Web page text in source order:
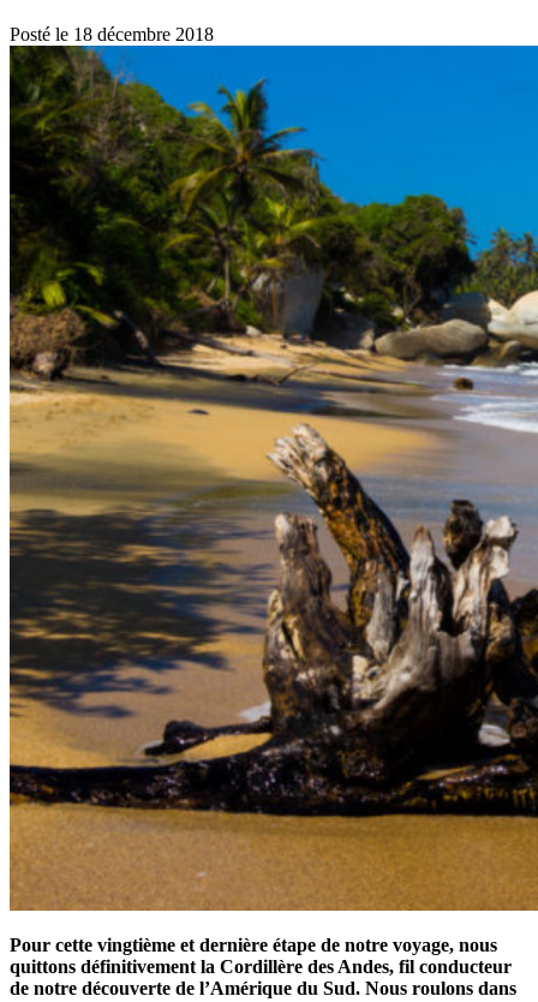
Posté le 18 décembre 2018
Pour cette vingtième et dernière étape de notre voyage, nous
quittons définitivement la Cordillère des Andes, fil conducteur
de notre découverte de l’Amérique du Sud. Nous roulons dans